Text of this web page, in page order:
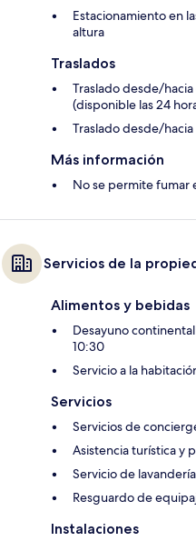
Estacionamiento en
altura
Traslados
Traslado desde/
(disponible las 24
Traslado desde/
Más información
No se permite fumar
Servicios de la
Alimentos y bebidas
Desayuno
10:30
Servicio a la
Servicios
Servicios de
Asistencia turística y
Servicio de
Resguardo de
Instalaciones